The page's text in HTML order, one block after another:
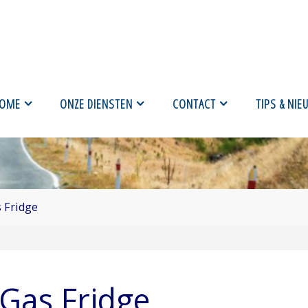
ONZE DIENSTEN CONTACT TIPS &
Fridge
Fridge